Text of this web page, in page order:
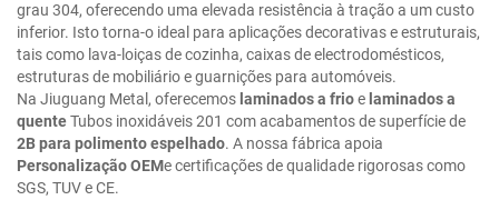
grau 304, oferecendo uma elevada resistência à tração a um custo
inferior. Isto torna-o ideal para aplicações decorativas e estruturais,
tais como lava-loiças de cozinha, caixas de electrodomésticos,
estruturas de mobiliário e guarnições para automóveis.
Na Jiuguang Metal, oferecemos laminados a frioe laminados a
quenteTubos inoxidáveis 201 com acabamentos de superfície de
2B para polimento espelhado. A nossa fábrica apoia
Personalização OEMe certificações de qualidade rigorosas como
SGS, TUV e CE.